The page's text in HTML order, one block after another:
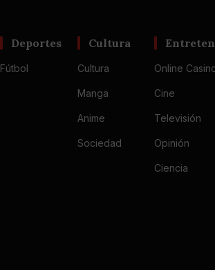
Deportes
Fútbol
Cultura
Cultura
Manga
Anime
Sociedad
Online
Cine
Televisión
Opinión
Ciencia